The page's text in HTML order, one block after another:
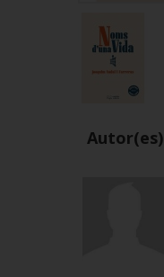
Autor(es)